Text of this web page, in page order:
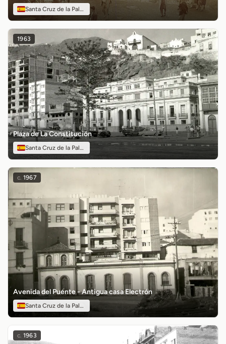
Santa Cruz de la Palma
1963
Plaza de La Constitución
Santa Cruz de la Palma
c. 1967
Avenida del Puente - Antigua casa Electrón
Santa Cruz de la Palma
c. 1963